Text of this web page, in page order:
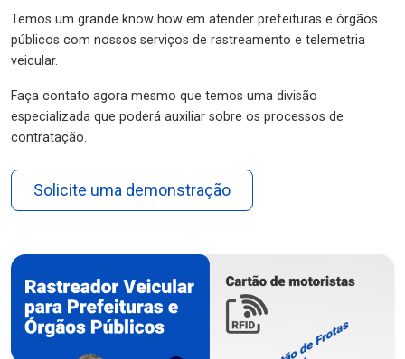
Temos um grande know how em atender prefeituras e órgãos
públicos com nossos serviços de rastreamento e telemetria
veicular.
Faça contato agora mesmo que temos uma divisão
especializada que poderá auxiliar sobre os processos de
contratação.
Solicite uma demonstração